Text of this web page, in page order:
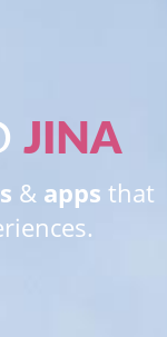
JINA
& apps that